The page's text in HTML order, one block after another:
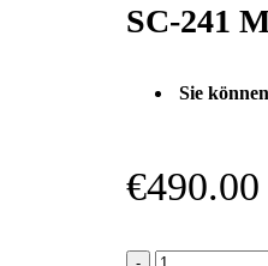
SC-241
Sie
€490.00